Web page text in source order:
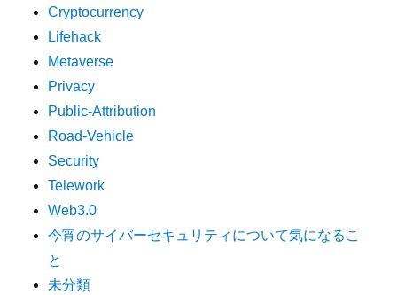
Cryptocurrency
Lifehack
Metaverse
Privacy
Public-Attribution
Road-Vehicle
Security
Telework
Web3.0
今宵のサイバーセキュリティについて気になるこ
と
未分類